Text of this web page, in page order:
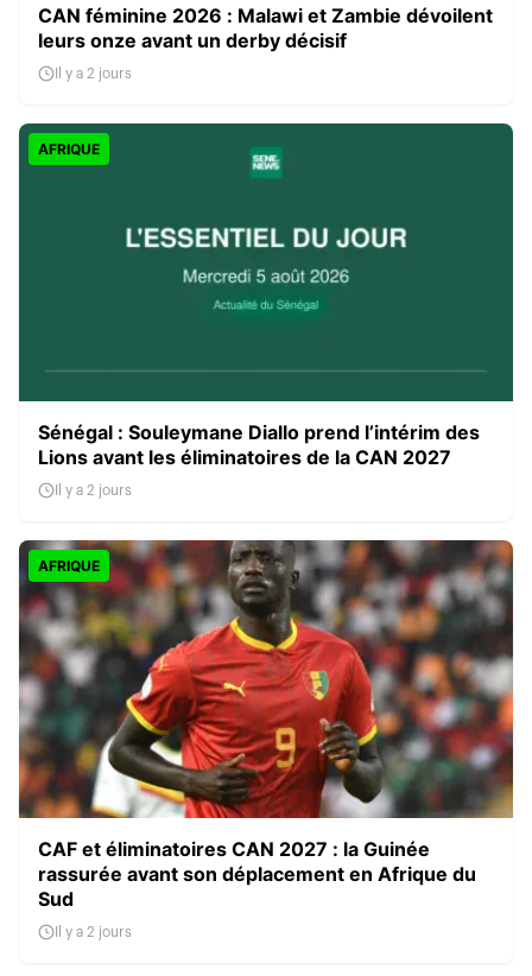
CAN féminine 2026 : Malawi et Zambie dévoilent
leurs onze avant un derby décisif
Il y a 2 jours
AFRIQUE
Sénégal : Souleymane Diallo prend l’intérim des
Lions avant les éliminatoires de la CAN 2027
Il y a 2 jours
AFRIQUE
CAF et éliminatoires CAN 2027 : la Guinée
rassurée avant son déplacement en Afrique du
Sud
Il y a 2 jours